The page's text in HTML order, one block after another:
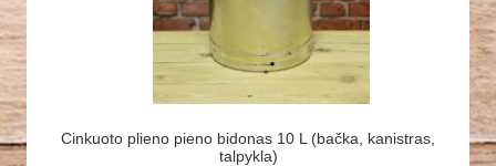
Cinkuoto plieno pieno bidonas 10 L (bačka, kanistras,
talpykla)